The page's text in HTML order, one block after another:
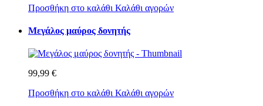
Προσθήκη στο καλάθι Καλάθι αγορών
Μεγάλος μαύρος δονητής
99,99 €
Προσθήκη στο καλάθι Καλάθι αγορών